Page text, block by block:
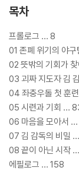
목차
프롤로그 … 8
01 존폐 위기의 야
02 뜻밖의 기회가
03 괴짜 지도자 김
04 좌충우돌 첫 훈
05 시련과 기회 …
06 마음을 모아서
07 김 감독의 비밀 …
08 끝이 아닌 시작
에필로그 … 158